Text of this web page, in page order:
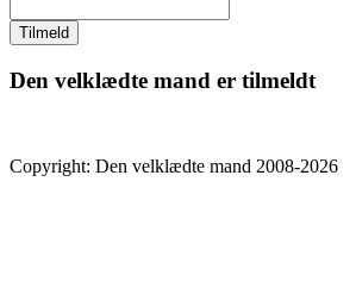
Den velklædte mand er tilmeldt
Copyright: Den velklædte mand 2008-2026